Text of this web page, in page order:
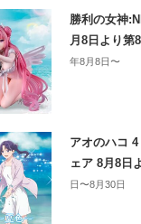
勝利の女神
月8日より
年8月8日〜
アオのハコ
ェア 8月8日
日〜8月30日